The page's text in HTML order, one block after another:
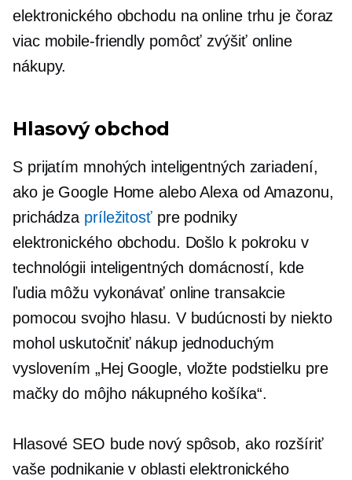
elektronického obchodu na online trhu je čoraz
viac mobile-friendly pomôcť zvýšiť online
nákupy.
Hlasový obchod
S prijatím mnohých inteligentných zariadení,
ako je Google Home alebo Alexa od Amazonu,
prichádza príležitosťpre podniky
elektronického obchodu. Došlo k pokroku v
technológii inteligentných domácností, kde
ľudia môžu vykonávať online transakcie
pomocou svojho hlasu. V budúcnosti by niekto
mohol uskutočniť nákup jednoduchým
vyslovením „Hej Google, vložte podstielku pre
mačky do môjho nákupného košíka“.
Hlasové SEO bude nový spôsob, ako rozšíriť
vaše podnikanie v oblasti elektronického